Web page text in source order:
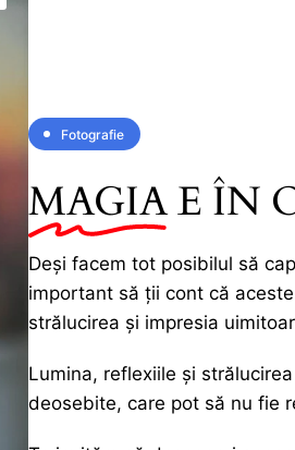
Fotografie
MAGIAE ÎN
Deși facem tot posibilul să
important să ții cont că
strălucirea și impresia
Lumina, reflexiile și
deosebite, care pot să nu fie